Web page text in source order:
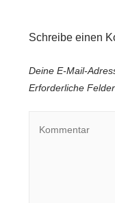
Schreibe einen
Deine E-Mail-
Erforderliche